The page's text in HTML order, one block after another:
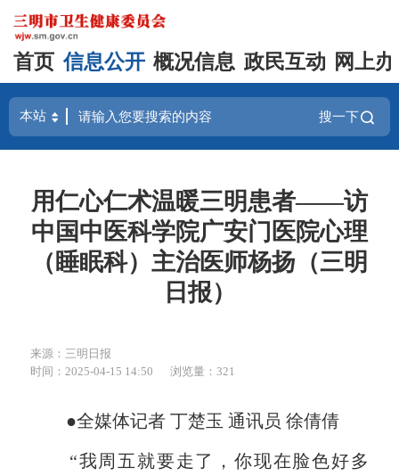
首页 信息公开 概况信息 政民互动 网上
搜一下
用仁心仁术温暖三明患者——访
中国中医科学院广安门医院心理
（睡眠科）主治医师杨扬（三明
日报）
来源：三明日报
时间：2025-04-15 14:50
浏览量：321
●全媒体记者 丁楚玉 通讯员 徐倩倩
“我周五就要走了，你现在脸色好多